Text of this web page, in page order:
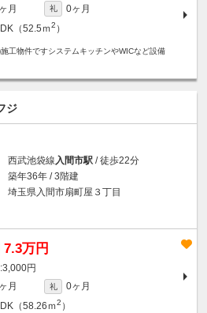
月 礼
0ヶ月
（52.5ｍ2 ）
工物件ですシステムキッチンやWICなど設備
ジ
西武池袋線 入間市駅 / 徒歩22分
築年36年 / 3階建
埼玉県入間市扇町屋３丁目
7.3万円
3,000円
月 礼
0ヶ月
（58.26ｍ2 ）